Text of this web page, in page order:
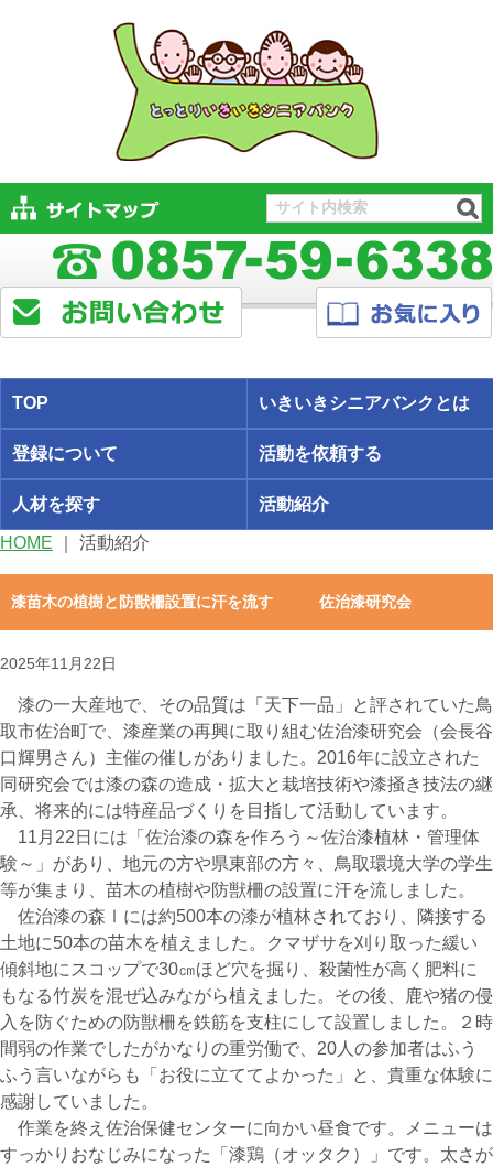
TOP いきいきシニアバンクとは
登録について 活動を依頼する
人材を探す 活動紹介
HOME 活動紹介
漆苗木の植樹と防獣柵設置に汗を流す 佐治漆研究会
2025年11月22日
漆の一大産地で、その品質は「天下一品」と評されていた鳥
取市佐治町で、漆産業の再興に取り組む佐治漆研究会（会長谷
口輝男さん）主催の催しがありました。2016年に設立された
同研究会では漆の森の造成・拡大と栽培技術や漆掻き技法の継
承、将来的には特産品づくりを目指して活動しています。
11月22日には「佐治漆の森を作ろう～佐治漆植林・管理体
験～」があり、地元の方や県東部の方々、鳥取環境大学の学生
等が集まり、苗木の植樹や防獣柵の設置に汗を流しました。
佐治漆の森Ⅰには約500本の漆が植林されており、隣接する
土地に50本の苗木を植えました。クマザサを刈り取った緩い
傾斜地にスコップで30㎝ほど穴を掘り、殺菌性が高く肥料に
もなる竹炭を混ぜ込みながら植えました。その後、鹿や猪の侵
入を防ぐための防獣柵を鉄筋を支柱にして設置しました。２時
間弱の作業でしたがかなりの重労働で、20人の参加者はふう
ふう言いながらも「お役に立ててよかった」と、貴重な体験に
感謝していました。
作業を終え佐治保健センターに向かい昼食です。メニューは
すっかりおなじみになった「漆鶏（オッタク）」です。太さが